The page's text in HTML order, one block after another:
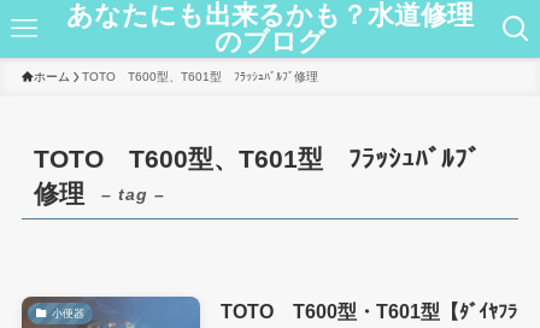
あなたにも出来るかも？水道修理
のブログ
ホーム TOTO T600型、T601型 ﾌﾗｯｼｭﾊﾞﾙﾌﾞ修理
TOTO T600型、T601型 ﾌﾗｯｼｭﾊﾞﾙﾌﾞ
修理
– tag –
小便器
TOTO T600型・T601型【ﾀﾞｲﾔﾌﾗ